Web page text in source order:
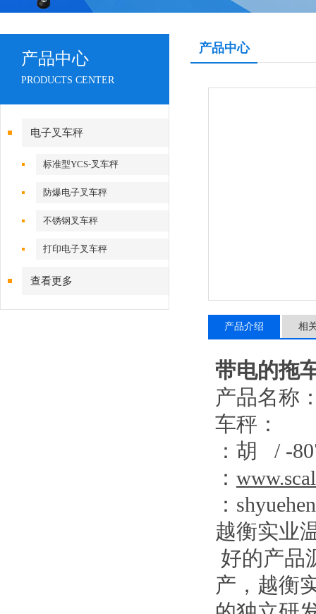
产品中心
PRODUCTS CENTER
电子叉车秤
标准型YCS-叉车秤
防爆电子叉车秤
不锈钢叉车秤
打印电子叉车秤
查看更多
产品中心
产品介绍 相
带电的拖
产品名称
车秤：
：胡
/ -
：
：
越衡实业
好的产品
产，越衡